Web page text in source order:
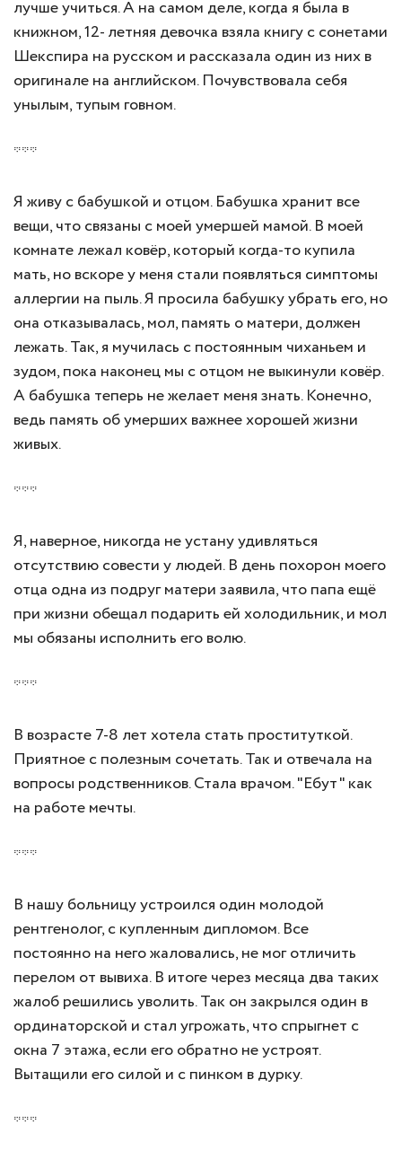
лучше учиться. А на самом деле, когда я была в
книжном, 12- летняя девочка взяла книгу с сонетами
Шекспира на русском и рассказала один из них в
оригинале на английском. Почувствовала себя
унылым, тупым говном.
***
Я живу с бабушкой и отцом. Бабушка хранит все
вещи, что связаны с моей умершей мамой. В моей
комнате лежал ковёр, который когда-то купила
мать, но вскоре у меня стали появляться симптомы
аллергии на пыль. Я просила бабушку убрать его, но
она отказывалась, мол, память о матери, должен
лежать. Так, я мучилась с постоянным чиханьем и
зудом, пока наконец мы с отцом не выкинули ковёр.
А бабушка теперь не желает меня знать. Конечно,
ведь память об умерших важнее хорошей жизни
живых.
***
Я, наверное, никогда не устану удивляться
отсутствию совести у людей. В день похорон моего
отца одна из подруг матери заявила, что папа ещё
при жизни обещал подарить ей холодильник, и мол
мы обязаны исполнить его волю.
***
В возрасте 7-8 лет хотела стать проституткой.
Приятное с полезным сочетать. Так и отвечала на
вопросы родственников. Стала врачом. "Ебут" как
на работе мечты.
***
В нашу больницу устроился один молодой
рентгенолог, с купленным дипломом. Все
постоянно на него жаловались, не мог отличить
перелом от вывиха. В итоге через месяца два таких
жалоб решились уволить. Так он закрылся один в
ординаторской и стал угрожать, что спрыгнет с
окна 7 этажа, если его обратно не устроят.
Вытащили его силой и с пинком в дурку.
***